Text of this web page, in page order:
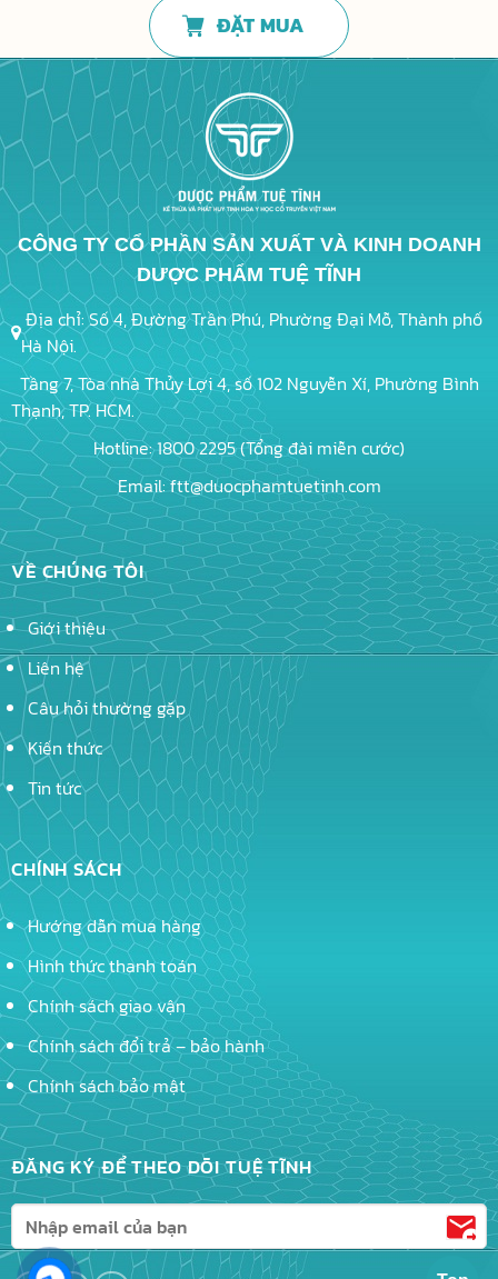
ĐẶT MUA
CÔNG TY CỔ PHẦN SẢN XUẤT VÀ KINH DOANH
DƯỢC PHẨM TUỆ TĨNH
Địa chỉ: Số 4, Đường Trần Phú, Phường Đại Mỗ, Thành phố
Hà Nội.
Tầng 7, Tòa nhà Thủy Lợi 4, số 102 Nguyễn Xí, Phường Bình
Thạnh, TP. HCM.
Hotline: 1800 2295 (Tổng đài miễn cước)
Email: ftt@duocphamtuetinh.com
VỀ CHÚNG TÔI
Giới thiệu
Liên hệ
Câu hỏi thường gặp
Kiến thức
Tin tức
CHÍNH SÁCH
Hướng dẫn mua hàng
Hình thức thanh toán
Chính sách giao vận
Chính sách đổi trả – bảo hành
Chính sách bảo mật
ĐĂNG KÝ ĐỂ THEO DÕI TUỆ TĨNH